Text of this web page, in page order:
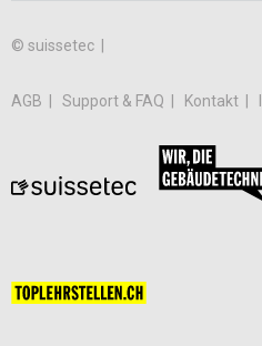
© suissetec |
AGB Support & FAQ Kontakt